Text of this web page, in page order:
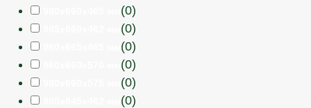
(0)
(0)
(0)
(0)
(0)
(0)